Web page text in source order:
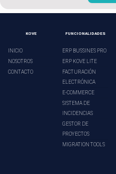
KOVE
INICIO
NOSOTROS
CONTACTO
FUNCIONALIDADES
ERP BUSSINES PRO
ERP KOVE LITE
FACTURACIÓN
ELECTRÓNICA
E-COMMERCE
SISTEMA DE
INCIDENCIAS
GESTOR DE
PROYECTOS
MIGRATION TOOLS